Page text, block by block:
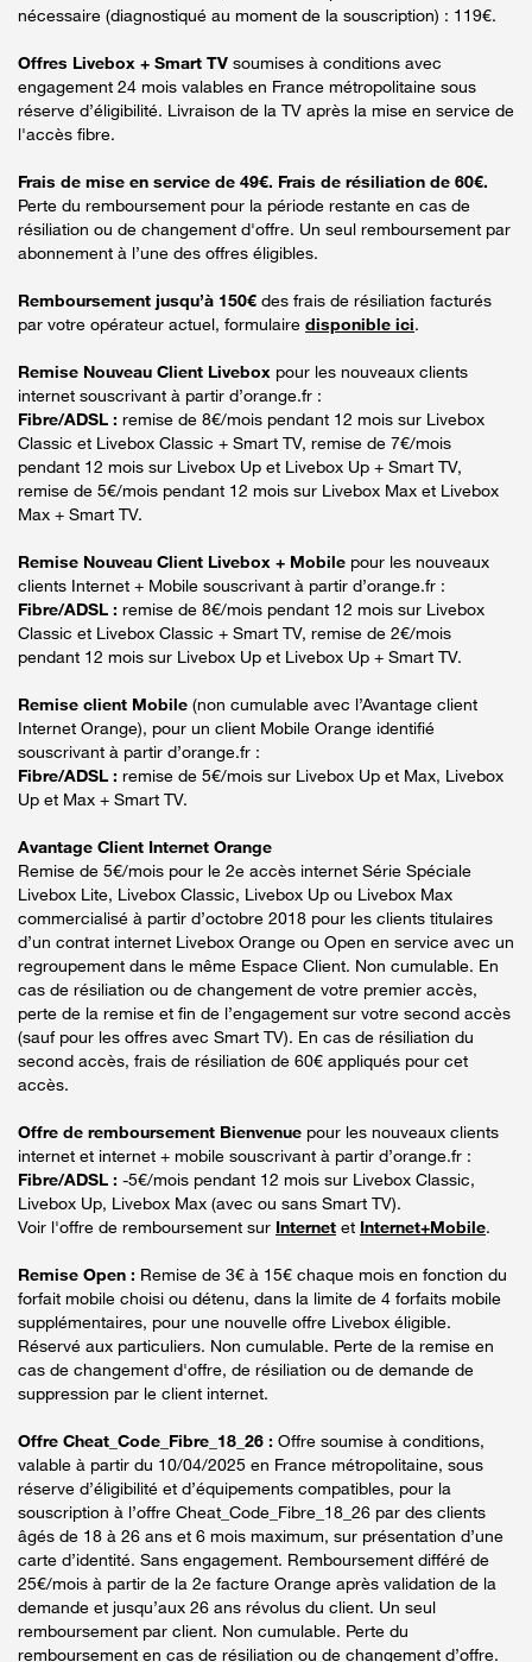
nécessaire (diagnostiqué au moment de la souscription) : 119€.
Offres Livebox + Smart TV soumises à conditions avec
engagement 24 mois valables en France métropolitaine sous
réserve d’éligibilité. Livraison de la TV après la mise en service de
l'accès fibre.
Frais de mise en service de 49€. Frais de résiliation de 60€.
Perte du remboursement pour la période restante en cas de
résiliation ou de changement d'offre. Un seul remboursement par
abonnement à l’une des offres éligibles.
Remboursement jusqu’à 150€ des frais de résiliation facturés
par votre opérateur actuel, formulaire disponible ici.
Remise Nouveau Client Livebox pour les nouveaux clients
internet souscrivant à partir d’orange.fr :
Fibre/ADSL : remise de 8€/mois pendant 12 mois sur Livebox
Classic et Livebox Classic + Smart TV, remise de 7€/mois
pendant 12 mois sur Livebox Up et Livebox Up + Smart TV,
remise de 5€/mois pendant 12 mois sur Livebox Max et Livebox
Max + Smart TV.
Remise Nouveau Client Livebox + Mobile pour les nouveaux
clients Internet + Mobile souscrivant à partir d’orange.fr :
Fibre/ADSL : remise de 8€/mois pendant 12 mois sur Livebox
Classic et Livebox Classic + Smart TV, remise de 2€/mois
pendant 12 mois sur Livebox Up et Livebox Up + Smart TV.
Remise client Mobile (non cumulable avec l’Avantage client
Internet Orange), pour un client Mobile Orange identifié
souscrivant à partir d’orange.fr :
Fibre/ADSL : remise de 5€/mois sur Livebox Up et Max, Livebox
Up et Max + Smart TV.
Avantage Client Internet Orange
Remise de 5€/mois pour le 2e accès internet Série Spéciale
Livebox Lite, Livebox Classic, Livebox Up ou Livebox Max
commercialisé à partir d’octobre 2018 pour les clients titulaires
d’un contrat internet Livebox Orange ou Open en service avec un
regroupement dans le même Espace Client. Non cumulable. En
cas de résiliation ou de changement de votre premier accès,
perte de la remise et fin de l’engagement sur votre second accès
(sauf pour les offres avec Smart TV). En cas de résiliation du
second accès, frais de résiliation de 60€ appliqués pour cet
accès.
Offre de remboursement Bienvenue pour les nouveaux clients
internet et internet + mobile souscrivant à partir d’orange.fr :
Fibre/ADSL : -5€/mois pendant 12 mois sur Livebox Classic,
Livebox Up, Livebox Max (avec ou sans Smart TV).
Voir l'offre de remboursement sur Internet et Internet+Mobile.
Remise Open : Remise de 3€ à 15€ chaque mois en fonction du
forfait mobile choisi ou détenu, dans la limite de 4 forfaits mobile
supplémentaires, pour une nouvelle offre Livebox éligible.
Réservé aux particuliers. Non cumulable. Perte de la remise en
cas de changement d'offre, de résiliation ou de demande de
suppression par le client internet.
Offre Cheat_Code_Fibre_18_26 : Offre soumise à conditions,
valable à partir du 10/04/2025 en France métropolitaine, sous
réserve d’éligibilité et d’équipements compatibles, pour la
souscription à l’offre Cheat_Code_Fibre_18_26 par des clients
âgés de 18 à 26 ans et 6 mois maximum, sur présentation d’une
carte d’identité. Sans engagement. Remboursement différé de
25€/mois à partir de la 2e facture Orange après validation de la
demande et jusqu’aux 26 ans révolus du client. Un seul
remboursement par client. Non cumulable. Perte du
remboursement en cas de résiliation ou de changement d’offre.